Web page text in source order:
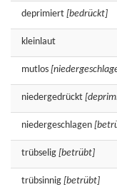
deprimiert [bedrückt]
kleinlaut
mutlos
niedergedrückt
niedergeschlagen
trübselig [betrübt]
trübsinnig [betrübt]